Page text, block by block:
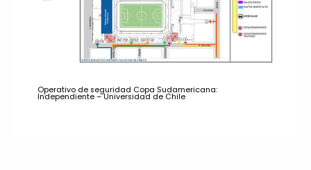
Operativo de seguridad Copa Sudamericana:
Independiente – Universidad de Chile